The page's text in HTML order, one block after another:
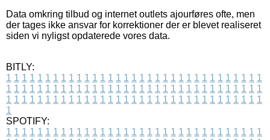
Data omkring tilbud og internet outlets ajourføres ofte, men
der tages ikke ansvar for korrektioner der er blevet realiseret
siden vi nyligst opdaterede vores data.
BITLY:
1 1 1 1 1 1 1 1 1 1 1 1 1 1 1 1 1 1 1 1 1 1 1 1 1 1 1 1 1 1 1 1 1
1 1 1 1 1 1 1 1 1 1 1 1 1 1 1 1 1 1 1 1 1 1 1 1 1 1 1 1 1 1 1 1 1
1 1 1 1 1 1 1 1 1 1 1 1 1 1 1 1 1 1 1 1 1 1 1 1 1 1 1 1 1 1 1 1 1
1
SPOTIFY:
1 1 1 1 1 1 1 1 1 1 1 1 1 1 1 1 1 1 1 1 1 1 1 1 1 1 1 1 1 1 1 1 1